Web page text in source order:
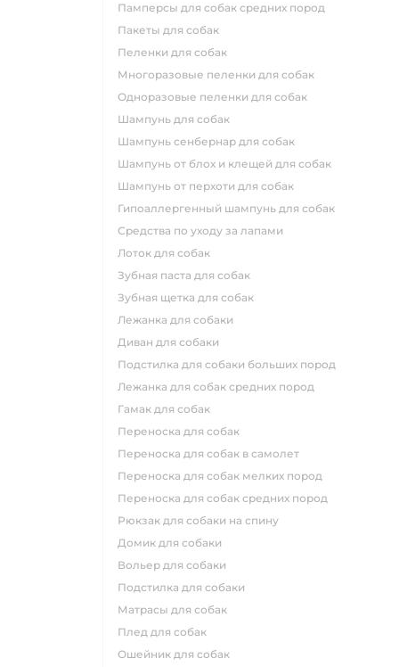
памперсы для собак средних пород
пакеты для собак
пеленки для собак
многоразовые пеленки для собак
одноразовые пеленки для собак
шампунь для собак
шампунь сенбернар для собак
шампунь от блох и клещей для собак
шампунь от перхоти для собак
гипоаллергенный шампунь для собак
средства по уходу за лапами
лоток для собак
зубная паста для собак
зубная щетка для собак
лежанка для собаки
диван для собаки
подстилка для собаки больших пород
лежанка для собак средних пород
гамак для собак
переноска для собак
переноска для собак в самолет
переноска для собак мелких пород
переноска для собак средних пород
рюкзак для собаки на спину
домик для собаки
вольер для собаки
подстилка для собаки
матрасы для собак
плед для собак
ошейник для собак